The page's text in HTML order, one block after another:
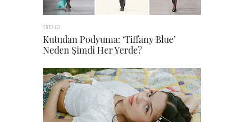
TREND
Kutudan Podyuma: ‘Tiffany Blue’
Neden Şimdi Her Yerde?